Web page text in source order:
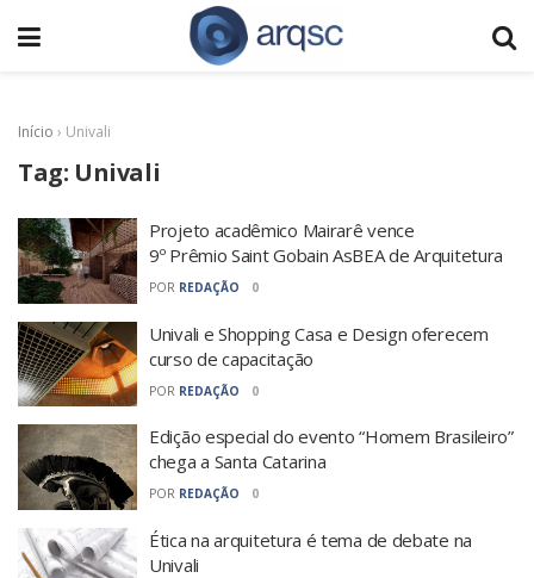
Início › Univali
Tag: Univali
Projeto acadêmico Mairarê vence
9º Prêmio Saint Gobain AsBEA de Arquitetura
POR REDAÇÃO 0
Univali e Shopping Casa e Design oferecem
curso de capacitação
POR REDAÇÃO 0
Edição especial do evento “Homem Brasileiro”
chega a Santa Catarina
POR REDAÇÃO 0
Ética na arquitetura é tema de debate na
Univali